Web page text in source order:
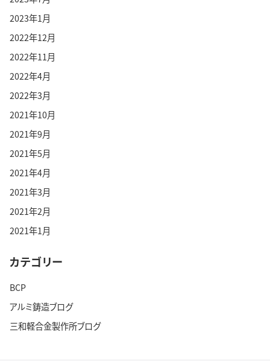
2023年1月
2022年12月
2022年11月
2022年4月
2022年3月
2021年10月
2021年9月
2021年5月
2021年4月
2021年3月
2021年2月
2021年1月
カテゴリー
BCP
アルミ鋳造ブログ
三和軽合金製作所ブログ